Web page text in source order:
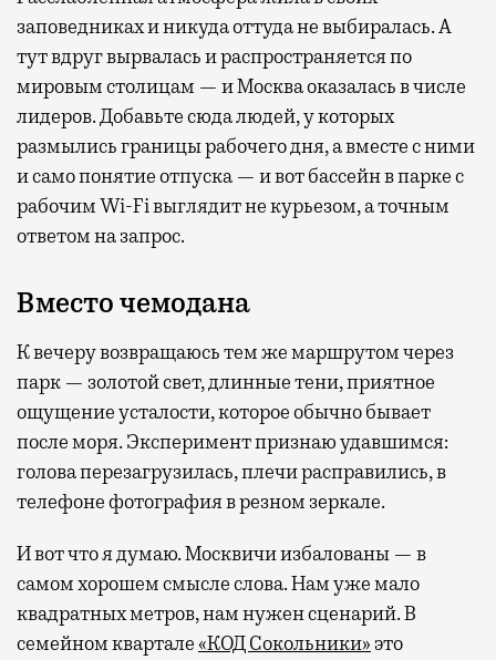
заповедниках и никуда оттуда не выбиралась. А
тут вдруг вырвалась и распространяется по
мировым столицам — и Москва оказалась в числе
лидеров. Добавьте сюда людей, у которых
размылись границы рабочего дня, а вместе с ними
и само понятие отпуска — и вот бассейн в парке с
рабочим Wi-Fi выглядит не курьезом, а точным
ответом на запрос.
Вместо чемодана
К вечеру возвращаюсь тем же маршрутом через
парк — золотой свет, длинные тени, приятное
ощущение усталости, которое обычно бывает
после моря. Эксперимент признаю удавшимся:
голова перезагрузилась, плечи расправились, в
телефоне фотография в резном зеркале.
И вот что я думаю. Москвичи избалованы — в
самом хорошем смысле слова. Нам уже мало
квадратных метров, нам нужен сценарий. В
семейном квартале«КОД Сокольники»это